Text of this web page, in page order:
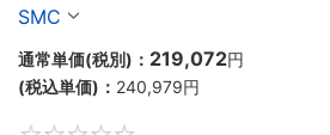
シリーズ
SMC
通常単価(税別)： 219,072円
(税込単価)： 240,979円